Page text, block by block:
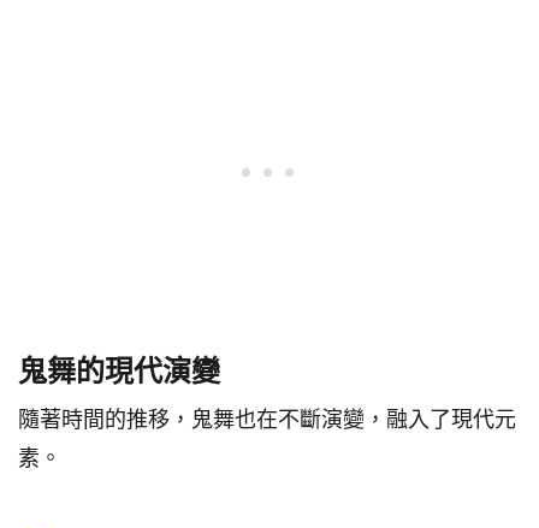
鬼舞的現代演變
隨著時間的推移，鬼舞也在不斷演變，融入了現代元
素。